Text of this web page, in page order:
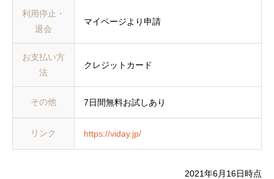
利用停止・
退会
マイページより申請
お支払い方
法
クレジットカード
その他 7日間無料お試しあり
リンク https://viday.jp/
2021年6月16日時点